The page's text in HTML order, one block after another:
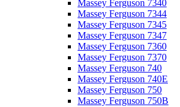
Massey Ferguson 7340
Massey Ferguson 7344
Massey Ferguson 7345
Massey Ferguson 7347
Massey Ferguson 7360
Massey Ferguson 7370
Massey Ferguson 740
Massey Ferguson 740E
Massey Ferguson 750
Massey Ferguson 750B